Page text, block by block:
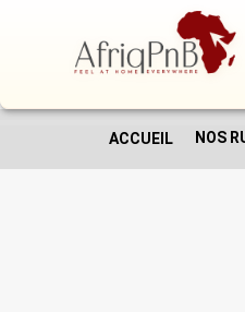
ACCUEIL NOS